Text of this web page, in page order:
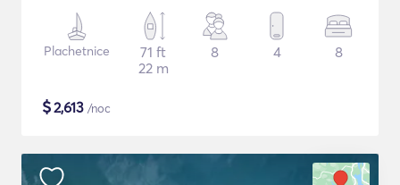
Plachetnice
71 ft
22 m
8 4 8
$2,613 /noc